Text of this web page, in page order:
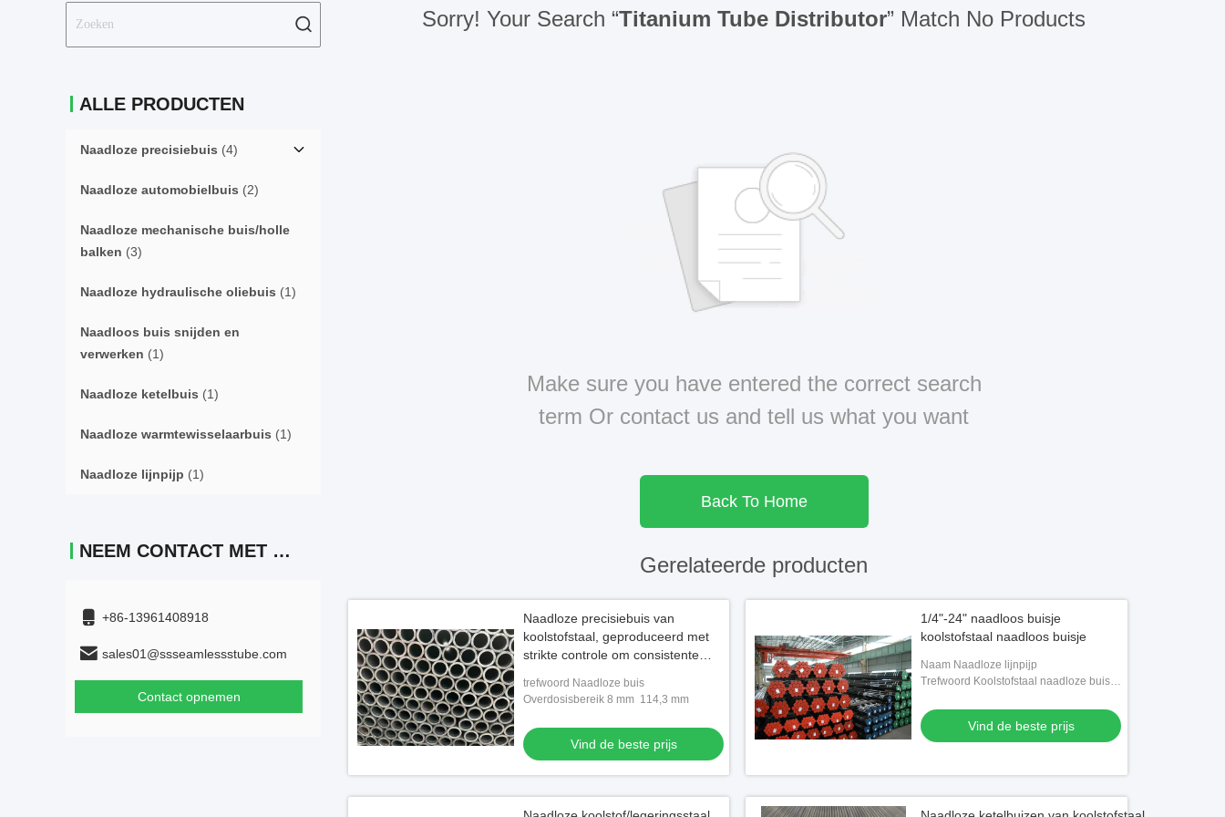
ALLE PRODUCTEN
Naadloze precisiebuis (4)
Naadloze automobielbuis (2)
Naadloze mechanische buis/holle
balken (3)
Naadloze hydraulische oliebuis (1)
Naadloos buis snijden en
verwerken (1)
Naadloze ketelbuis (1)
Naadloze warmtewisselaarbuis (1)
Naadloze lijnpijp (1)
NEEM CONTACT MET ONS OP
+86-13961408918
sales01@ssseamlessstube.com
Contact opnemen
Sorry! Your Search “Titanium Tube Distributor” Match No Products
Make sure you have entered the correct search
term Or contact us and tell us what you want
Back To Home
Gerelateerde producten
Naadloze precisiebuis van
koolstofstaal, geproduceerd met
strikte controle om consistente
prestaties te behouden
trefwoord Naadloze buis
Overdosisbereik 8 mm ️ 114,3 mm
Vind de beste prijs
1/4"-24" naadloos buisje
koolstofstaal naadloos buisje
Naam Naadloze lijnpijp
Trefwoord Koolstofstaal naadloze buis,
Vind de beste prijs